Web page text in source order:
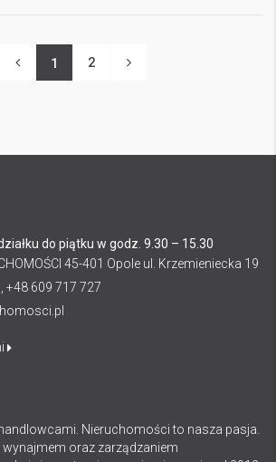
1 2
do piątku w godz. 9.30 – 15.30
45-401 Opole ul. Krzemieniecka 19
+48 609 717 727
Nieruchomości to nasza pasja.
wynajmem oraz zarządzaniem